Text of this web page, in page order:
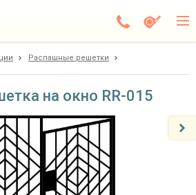
Электросталь
Распашные решетки
на окно RR-015